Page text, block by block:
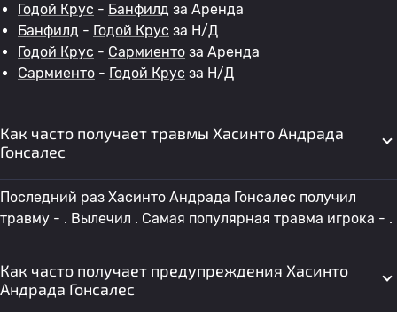
Годой Крус - Банфилд за Аренда
Банфилд - Годой Крус за Н/Д
Годой Крус - Сармиенто за Аренда
Сармиенто - Годой Крус за Н/Д
Как часто получает травмы Хасинто Андрада
Гонсалес
Последний раз Хасинто Андрада Гонсалес получил
травму - . Вылечил . Самая популярная травма игрока - .
Как часто получает предупреждения Хасинто
Андрада Гонсалес